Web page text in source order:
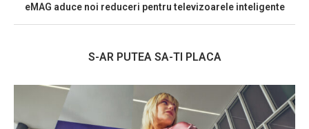
eMAG aduce noi reduceri pentru televizoarele inteligente
S-AR PUTEA SA-TI PLACA